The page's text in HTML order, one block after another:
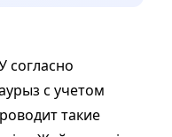
согласно
с учетом
такие